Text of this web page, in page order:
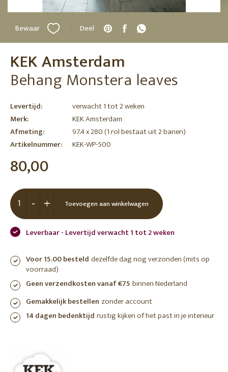
Bewaar Deel
KEK Amsterdam
Behang Monstera leaves
Levertijd:
verwacht 1 tot 2 weken
Merk:
KEK Amsterdam
Afmeting:
97.4 x 280 (1 rol bestaat uit 2 banen)
Artikelnummer:
KEK-WP-500
80,00
+
- Toevoegen aan winkelwagen
Leverbaar - Levertijd verwacht 1 tot 2 weken
Voor 15.00 besteld dezelfde dag nog verzonden (mits op
voorraad)
Geen verzendkosten vanaf €75 binnen Nederland
Gemakkelijk bestellen zonder account
14 dagen bedenktijd rustig kijken of het past in je interieur